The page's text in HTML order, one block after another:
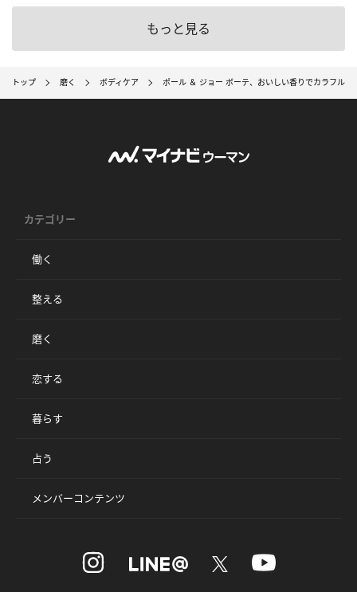
もっと見る
トップ 磨く ボディケア ポール ＆ ジョー ボーテ、おいしい香りでカラフルな
カテゴリー
働く
整える
磨く
恋する
暮らす
占う
メンバーコンテンツ